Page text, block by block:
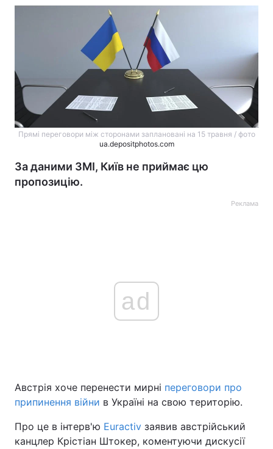
Прямі переговори між сторонами заплановані на 15 травня / фото
ua.depositphotos.com
За даними ЗМІ, Київ не приймає цю
пропозицію.
Реклама
ad
Австрія хоче перенести мирні переговори про
припинення війни в Україні на свою територію.
Про це в інтерв'ю Euractiv заявив австрійський
канцлер Крістіан Штокер, коментуючи дискусії